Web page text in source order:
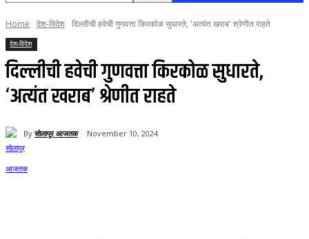
Home देश-विदेश दिल्लीची हवेची गुणवत्ता किरकोळ सुधारते, 'अत्यंत खराब' श्रेणीत राहते
देश-विदेश
दिल्लीची हवेची गुणवत्ता किरकोळ सुधारते,
‘अत्यंत खराब’ श्रेणीत राहते
By सोलापूर आजतक November 10, 2024